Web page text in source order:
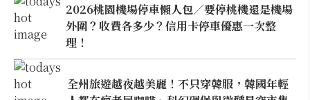
2026桃園機場停車懶人包／要停桃機還是機場
外圍？收費各多少？信用卡停車優惠一次整
理！
全州旅遊越夜越美麗！不只穿韓服，韓國年輕